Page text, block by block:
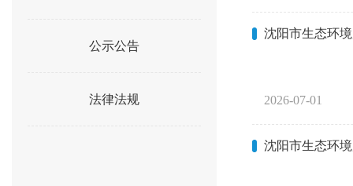
公示公告
法律法规
沈阳市生态环
2026-07-01
沈阳市生态环